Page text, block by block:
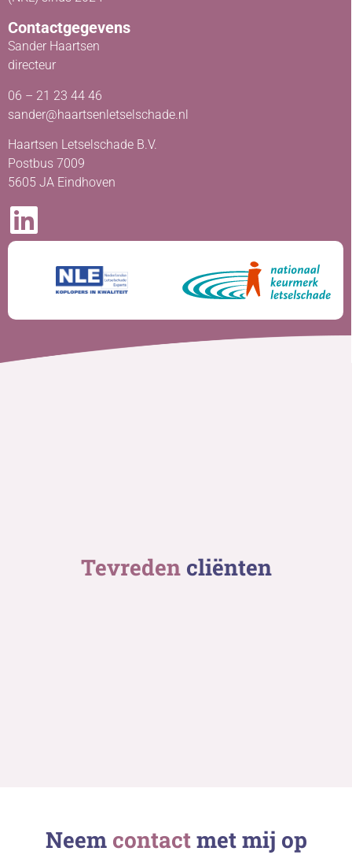
Contactgegevens
Sander Haartsen
directeur
06 – 21 23 44 46
sander@haartsenletselschade.nl
Haartsen Letselschade B.V.
Postbus 7009
5605 JA Eindhoven
Tevredencliënten
Neem contactmet mij op